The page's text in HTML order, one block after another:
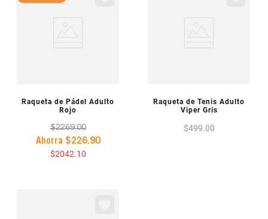
VISTA PREVIA
Raqueta de Pádel Adulto
Rojo
$2269.00
Ahorra $226.90
$2042.10
VISTA PREVIA
Raqueta de Tenis Adulto
Viper Gris
$499.00